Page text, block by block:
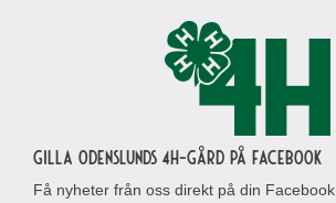
Gilla Odenslunds 4H-gård på Facebook
Få nyheter från oss direkt på din Facebook.